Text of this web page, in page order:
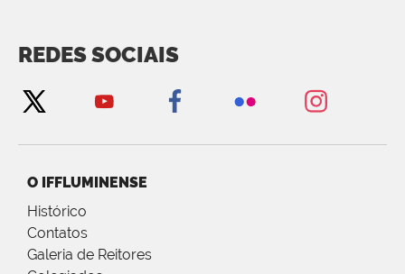
REDES SOCIAIS
O IFFLUMINENSE
Histórico
Contatos
Galeria de Reitores